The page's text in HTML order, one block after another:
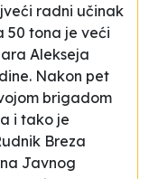
radni učinak
50 tona je veći
Alekseja
Nakon pet
brigadom
i tako je
Breza
Javnog